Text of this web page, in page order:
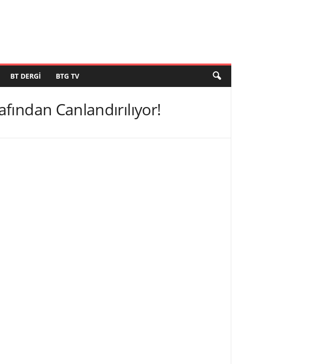
BT DERGI BTG TV
Canlandırılıyor!